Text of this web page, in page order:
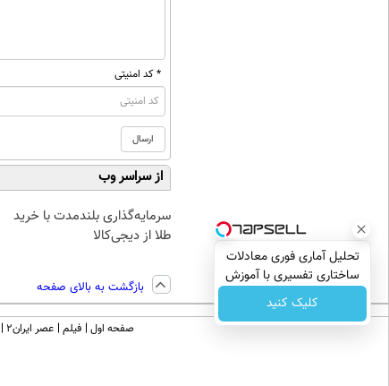
* کد امنیتی
از سراسر وب
سرمایه‌گذاری بلندمدت با خرید
طلا از دیجی‌کالا
بازگشت به بالای صفحه
تحلیل آماری فوری معادلات
ساختاری تفسیری با آموزش
کامل حتی یک روزه !!
کلیک کنید
صفحه اول فیلم عصر ایران۲